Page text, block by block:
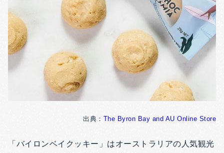
出典： The Byron Bay and AU Online Store
「バイロンベイクッキー」はオーストラリアの人気観光